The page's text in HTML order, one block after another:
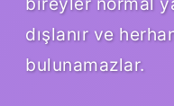
dışlanır ve
bulunamazlar.